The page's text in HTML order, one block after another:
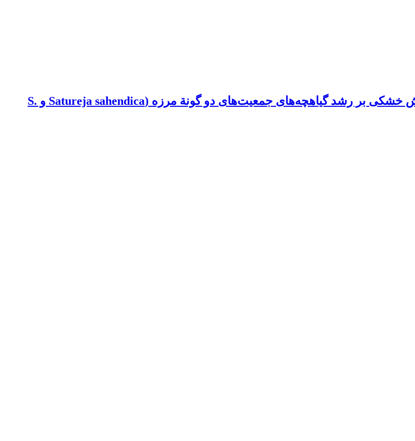
بررسی آثار تیمار پیش‌سرما، پتانسیل اسمزی، و تنش خشکی بر رشد گیاهچه‌های جمعیت‌های دو گونة مرزه (Satureja sahendica و S.